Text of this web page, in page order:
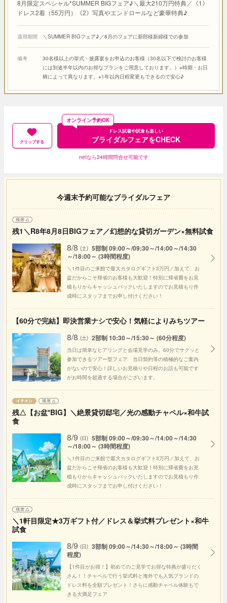
8月限定スペシャル*SUMMER BIGフェア♪＼最大210万円特典／《1》
ドレス2着（55万円）《2》写真やエンドロールなど豪華特典♪
適用期間 ＼SUMMER BIGフェア♪／8月のフェアに新郎様新婦様での参加
備考
30名様以上の挙式・披露宴をお申込のお客様（30名以下で検討のお客様
には別途半年以内のお得なプランをご用意しております。）※時期・お日
柄によって異なります。※1年以内日程変更もできるので安心♪
クリップする
ドレス試着や試食も楽しい
ブライダルフェアをCHECK
オンライン予約OK
netなら24時間問合せ可能です
今週末予約可能なブライダルフェア
残1＼R8年8月8日BIGフェア／幻想的な貸切ガーデン×無料試食
8/8 (土) 5部制 09:00～/09:30～/14:00～/14:30
～/18:00～ (3時間程度)
＼1件目のご来館で最大カタログギフト3万円／加えて、お
盆だからこそ帰省のお客様も大歓迎！特別に帰省費をお見
積もりからキャッシュバックいたしますのでお見積もり作
成時にスタッフまでお申し付けください！
【60分で完結】即決営業ナシで安心！気軽によりみちツアー
8/8 (土) 2部制 10:30～/15:30～ (60分程度)
当日は簡単なヒアリングと会場見学のみ。60分でサクッと
参加できるツアー型フェア 当日契約等の積極的なご案内
がないので安心！詳しいお見積りや日程のお話も可能です
がお時間を超過する場合がございます。
残△【お盆*BIG】＼絶景貸切邸宅／光の感動チャペル×和牛試
食
8/9 (日) 5部制 09:00～/09:30～/14:00～/14:30
～/18:00～ (3時間程度)
＼1件目のご来館で最大カタログギフト3万円／加えて、お
盆だからこそ帰省のお客様も大歓迎！特別に帰省費をお見
積もりからキャッシュバックいたしますのでお見積もり作
成時にスタッフまでお申し付けください！
＼1軒目限定★3万ギフト付／ドレス＆挙式料プレゼント×和牛
試食
8/9 (日) 3部制 09:00～/14:30～/18:00～ (3時間
程度)
【1件目がお得！】初めてのご見学でお得な特典が盛りだく
さん！！チャペルで行う挙式料と海外でも人気ブランドの
ドレス料を全額プレゼント！さらに感動チャペル体験もで
きる大満足フェア